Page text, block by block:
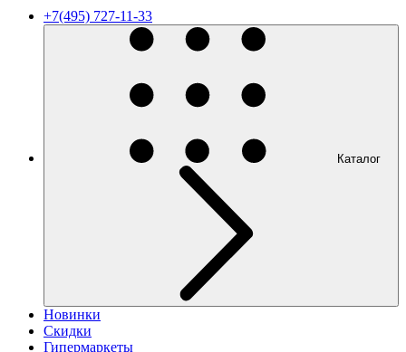
+7(495) 727-11-33
Каталог
Новинки
Скидки
Гипермаркеты